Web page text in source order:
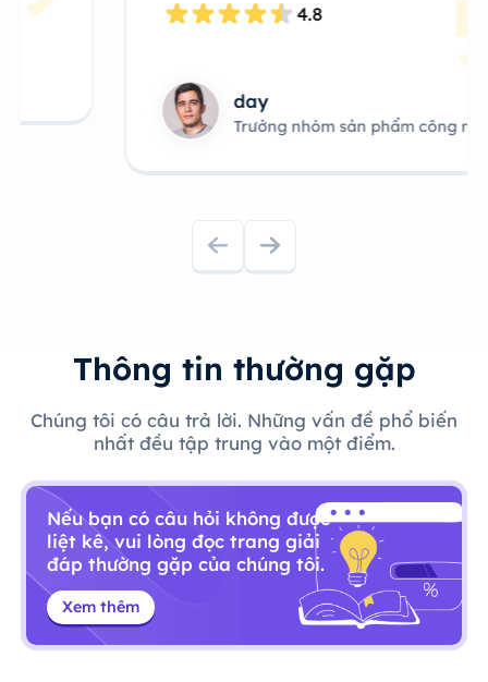
4.8
day
Trưởng nhóm sản phẩm công nghệ
Thông tin thường gặp
Chúng tôi có câu trả lời. Những vấn đề phổ biến
nhất đều tập trung vào một điểm.
Nếu bạn có câu hỏi không được
liệt kê, vui lòng đọc trang giải
đáp thường gặp của chúng tôi.
Xem thêm